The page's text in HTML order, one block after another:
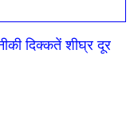
दिक्कतें शीघ्र दूर